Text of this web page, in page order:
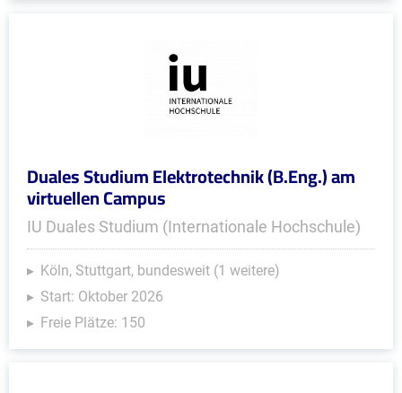
Duales Studium Elektrotechnik (B.Eng.) am
virtuellen Campus
IU Duales Studium (Internationale Hochschule)
Köln, Stuttgart, bundesweit (1 weitere)
Start: Oktober 2026
Freie Plätze: 150